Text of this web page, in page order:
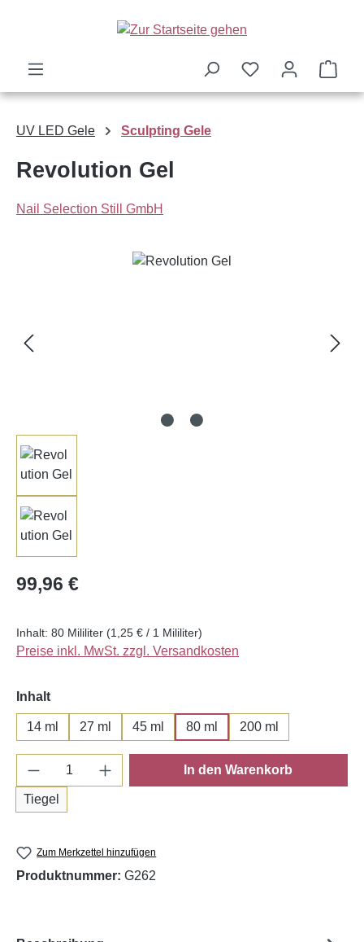
Zum Hauptinhalt springen
UV LED Gele Sculpting Gele
Revolution Gel
Nail Selection Still GmbH
Bildergalerie überspringen
Regulärer Preis:
99,96 €
Inhalt: 80 Mililiter (1,25 € / 1 Mililiter)
Preise inkl. MwSt. zzgl. Versandkosten
Inhaltauswählen
14 ml 27 ml 45 ml 80 ml 200 ml
Produkt Anzahl: Gib den gewünschten
Tiegel
In den Warenkorb
Zum Merkzettel hinzufügen
Produktnummer: G262